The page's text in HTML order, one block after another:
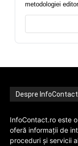
metodologiei
Despre
InfoContact.ro este
oferă informații de
proceduri și servicii